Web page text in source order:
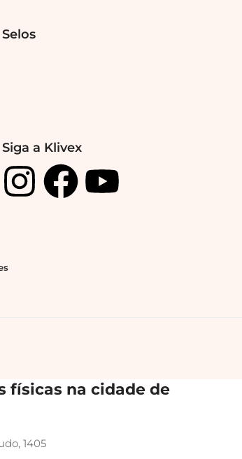
Selos
Siga a Klivex
físicas na cidade de
1405